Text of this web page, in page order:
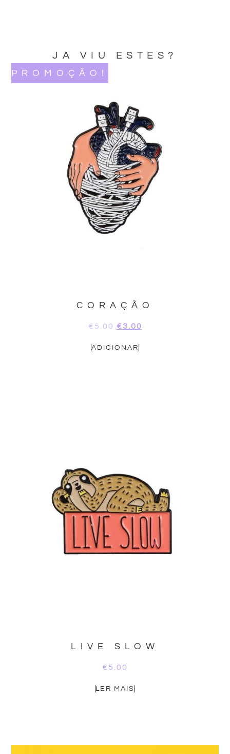
JA VIU ESTES?
PROMOÇÃO!
CORAÇÃO
€ 5.00 €3.00
ADICIONAR
LIVE SLOW
€ 5.00
LER MAIS